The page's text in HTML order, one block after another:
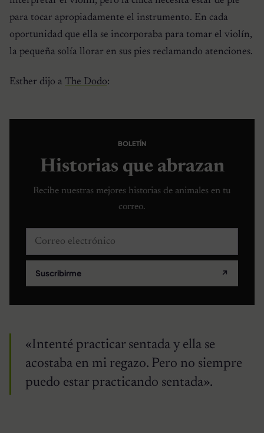
para tocar apropiadamente el instrumento. En cada
oportunidad que ella se incorporaba para tomar el violín,
la pequeña solía llorar en sus pies reclamando atenciones.
Esther dijo a The Dodo:
BOLETÍN
Historias que abrazan
Recibe nuestras mejores historias de animales en tu
correo.
Correo electrónico
Suscribirme ↗
«Intenté practicar sentada y ella se
acostaba en mi regazo. Pero no siempre
puedo estar practicando sentada».